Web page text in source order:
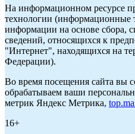
На информационном ресурсе
технологии (информационные
информации на основе сбора,
сведений, относящихся к
"Интернет", находящихся на
Федерации).
Во время посещения сайта вы
обрабатываем ваши
метрик Яндекс Метрика,
16+